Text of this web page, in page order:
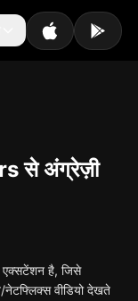
से अंग्रेज़ी
एक्सटेंशन है, जिसे
वीडियो देखते